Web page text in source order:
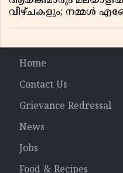
വീഴ്ചകളും; നമ്മൾ
Home
Contact Us
Grievance Redressal
News
Jobs
Food & Recipes